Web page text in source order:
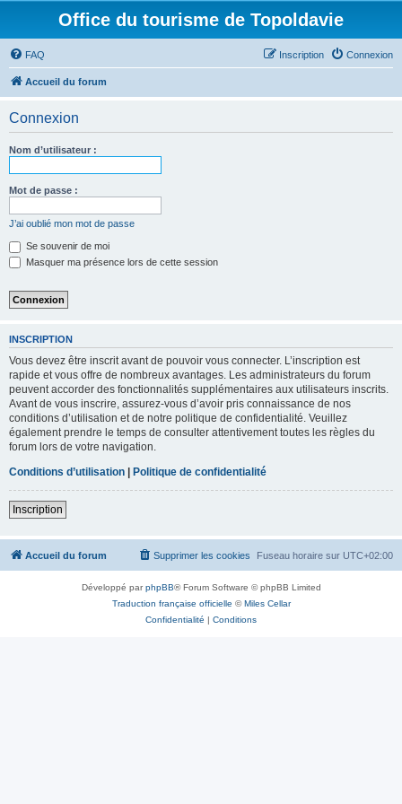
Office du tourisme de Topoldavie
FAQ Connexion
Inscription
Accueil du forum
Connexion
Nom d’utilisateur :
Mot de passe :
J’ai oublié mon mot de passe
Se souvenir de moi
Masquer ma présence lors de cette session
INSCRIPTION
Vous devez être inscrit avant de pouvoir vous connecter. L’inscription est
rapide et vous offre de nombreux avantages. Les administrateurs du forum
peuvent accorder des fonctionnalités supplémentaires aux utilisateurs inscrits.
Avant de vous inscrire, assurez-vous d’avoir pris connaissance de nos
conditions d’utilisation et de notre politique de confidentialité. Veuillez
également prendre le temps de consulter attentivement toutes les règles du
forum lors de votre navigation.
Conditions d’utilisation | Politique de confidentialité
Inscription
Accueil du forum Fuseau horaire sur UTC+02:00
Supprimer les cookies
Développé parphpBB® Forum Software © phpBB Limited
Traduction française officielle ©Miles Cellar
Confidentialité | Conditions